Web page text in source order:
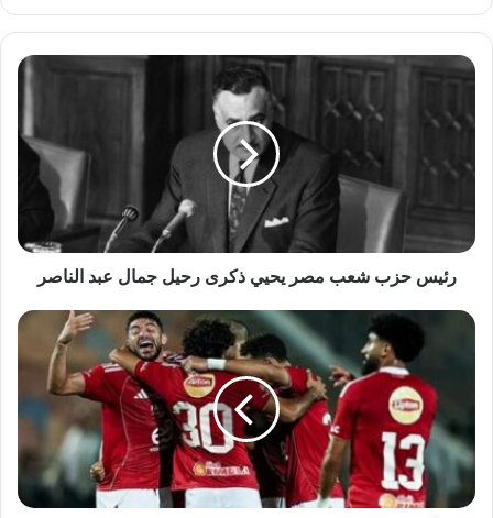
رئيس
شعب
مصر
ذكرى
عبد
الناصر
رئيس حزب شعب مصر يحيي ذكرى رحيل جمال عبد الناصر
الأهلي
الرسمي
لمواجهة
الزمالك
في
الدوري